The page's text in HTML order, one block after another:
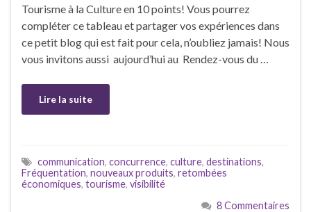
Tourisme à la Culture en 10 points! Vous pourrez
compléter ce tableau et partager vos expériences dans
ce petit blog qui est fait pour cela, n’oubliez jamais! Nous
vous invitons aussi aujourd’hui au Rendez-vous du …
Lire la suite
communication, concurrence, culture, destinations,
Fréquentation, nouveaux produits, retombées
économiques, tourisme, visibilité
8 Commentaires